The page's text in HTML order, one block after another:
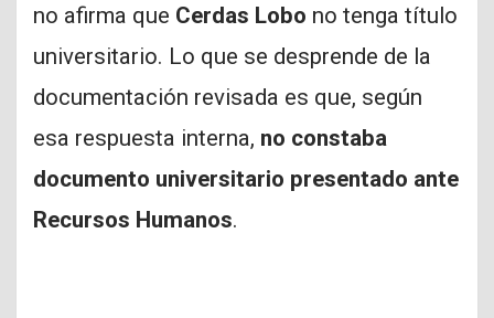
no afirma que Cerdas Lobo no tenga título
universitario. Lo que se desprende de la
documentación revisada es que, según
esa respuesta interna, no constaba
documento universitario presentado ante
Recursos Humanos.